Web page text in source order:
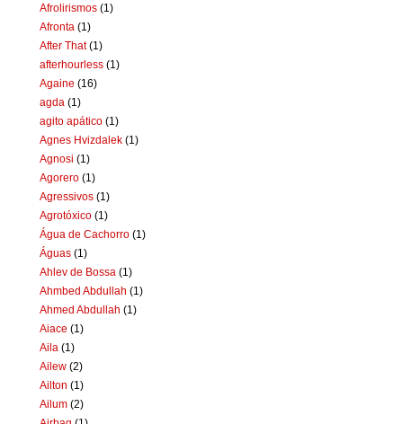
Afrolirismos (1)
Afronta (1)
After That (1)
afterhourless (1)
Againe (16)
agda (1)
agito apático (1)
Agnes Hvizdalek (1)
Agnosi (1)
Agorero (1)
Agressivos (1)
Agrotóxico (1)
Água de Cachorro (1)
Águas (1)
Ahlev de Bossa (1)
Ahmbed Abdullah (1)
Ahmed Abdullah (1)
Aiace (1)
Aila (1)
Ailew (2)
Ailton (1)
Ailum (2)